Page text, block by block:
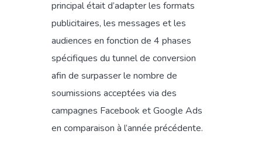
principal était d’adapter les formats
publicitaires, les messages et les
audiences en fonction de 4 phases
spécifiques du tunnel de conversion
afin de surpasser le nombre de
soumissions acceptées via des
campagnes Facebook et Google Ads
en comparaison à l’année précédente.